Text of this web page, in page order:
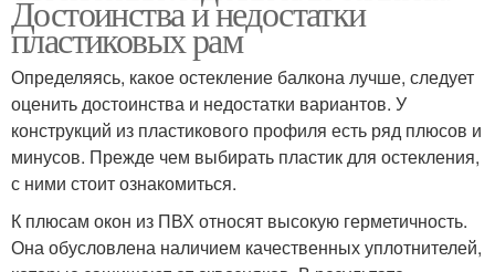
Достоинства и недостатки
пластиковых рам
Определяясь, какое остекление балкона лучше, следует
оценить достоинства и недостатки вариантов. У
конструкций из пластикового профиля есть ряд плюсов и
минусов. Прежде чем выбирать пластик для остекления,
с ними стоит ознакомиться.
К плюсам окон из ПВХ относят высокую герметичность.
Она обусловлена наличием качественных уплотнителей,